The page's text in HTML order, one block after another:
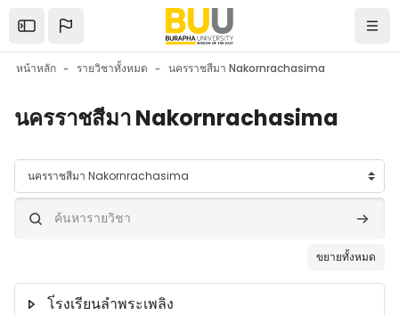
Open the sidebar
หน้าหลัก รายวิชาทั้งหมด นครราชสีมา Nakornrachasima
นครราชสีมา Nakornrachasima
ประเภทของรายวิชา
ค้นหารายวิชา ค้นหา
ขยายทั้งหมด
โ่รงเรียนลำพระเพลิง